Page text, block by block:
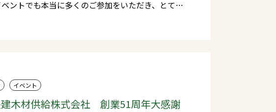
イベント
木材供給株式会社 創業51周年大感謝